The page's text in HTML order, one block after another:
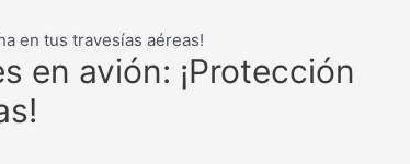
en tus travesías aéreas!
en avión: ¡Protección